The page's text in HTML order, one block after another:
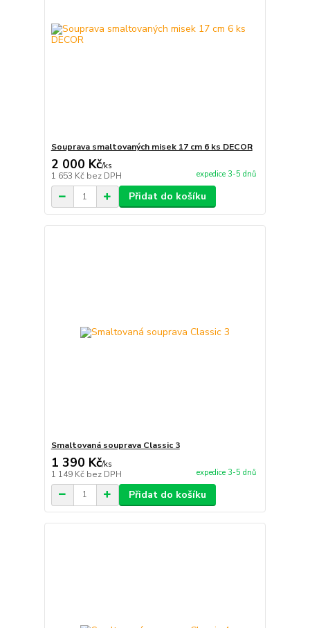
Souprava smaltovaných misek 17 cm 6 ks DECOR
2 000 Kč/ks
1 653 Kč bez DPH expedice 3-5 dnů
Přidat do košíku
Smaltovaná souprava Classic 3
1 390 Kč/ks
1 149 Kč bez DPH expedice 3-5 dnů
Přidat do košíku